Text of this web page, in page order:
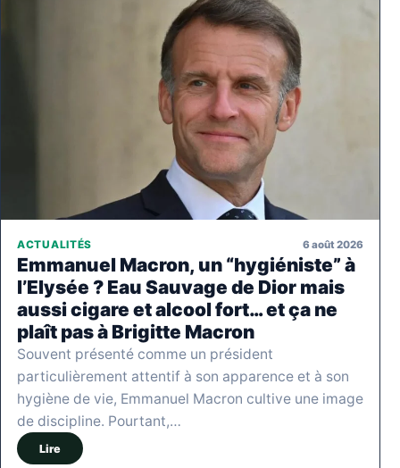
ACTUALITÉS 6 août 2026
Emmanuel Macron, un “hygiéniste” à
l’Elysée ? Eau Sauvage de Dior mais
aussi cigare et alcool fort… et ça ne
plaît pas à Brigitte Macron
Souvent présenté comme un président
particulièrement attentif à son apparence et à son
hygiène de vie, Emmanuel Macron cultive une image
de discipline. Pourtant,…
Lire